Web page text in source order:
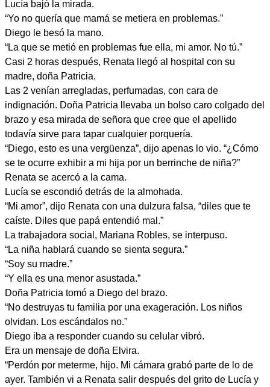
Lucía bajó la mirada.
“Yo no quería que mamá se metiera en problemas.”
Diego le besó la mano.
“La que se metió en problemas fue ella, mi amor. No tú.”
Casi 2 horas después, Renata llegó al hospital con su
madre, doña Patricia.
Las 2 venían arregladas, perfumadas, con cara de
indignación. Doña Patricia llevaba un bolso caro colgado del
brazo y esa mirada de señora que cree que el apellido
todavía sirve para tapar cualquier porquería.
“Diego, esto es una vergüenza”, dijo apenas lo vio. “¿Cómo
se te ocurre exhibir a mi hija por un berrinche de niña?”
Renata se acercó a la cama.
Lucía se escondió detrás de la almohada.
“Mi amor”, dijo Renata con una dulzura falsa, “diles que te
caíste. Diles que papá entendió mal.”
La trabajadora social, Mariana Robles, se interpuso.
“La niña hablará cuando se sienta segura.”
“Soy su madre.”
“Y ella es una menor asustada.”
Doña Patricia tomó a Diego del brazo.
“No destruyas tu familia por una exageración. Los niños
olvidan. Los escándalos no.”
Diego iba a responder cuando su celular vibró.
Era un mensaje de doña Elvira.
“Perdón por meterme, hijo. Mi cámara grabó parte de lo de
ayer. También vi a Renata salir después del grito de Lucía y